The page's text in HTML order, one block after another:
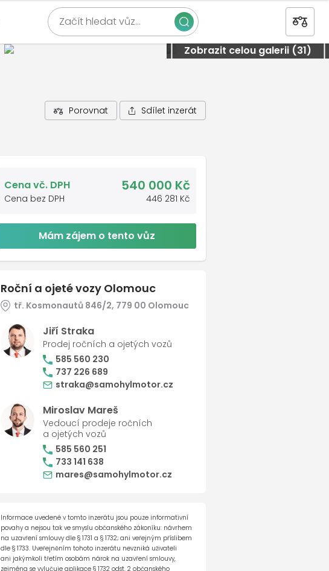
Začít hledat vůz…
Zobrazit celou galerii (31)
Porovnat Sdílet inzerát
Cena vč. DPH 540 000 Kč
Cena bez DPH 446 281 Kč
Mám zájem o tento vůz
Roční a ojeté vozy Olomouc
tř. Kosmonautů 846/2, 779 00 Olomouc
Jiří Straka
Prodej ročních a ojetých vozů
585 560 230
737 226 689
straka@samohylmotor.cz
Miroslav Mareš
Vedoucí prodeje ročních
a ojetých vozů
585 560 251
733 141 638
mares@samohylmotor.cz
Informace uvedené v tomto inzerátu jsou pouze informativní
povahy a nejsou tak ve smyslu občanského zákoníku: návrhem
na uzavření smlouvy dle § 1731 a § 1732; ani veřejným příslibem
dle § 1733. Uveřejněním tohoto inzerátu nevzniká uživateli
ani jakýmkoli třetím osobám nárok na uzavření smlouvy,
zejména se vylučuje aplikace § 1732 odst. 2 občanského
Celá galerie vozu